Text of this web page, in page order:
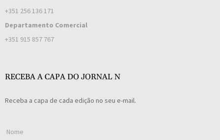
+351 256 136 171
Departamento Comercial
+351 915 857 767
RECEBA A CAPA DO JORNAL N
Receba a capa de cada edição no seu e-mail.